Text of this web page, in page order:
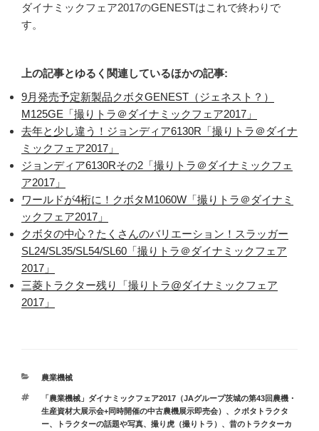
ダイナミックフェア2017のGENESTはこれで終わりで
す。
上の記事とゆるく関連しているほかの記事:
9月発売予定新製品クボタGENEST（ジェネスト？）
M125GE「撮りトラ＠ダイナミックフェア2017」
去年と少し違う！ジョンディア6130R「撮りトラ＠ダイナ
ミックフェア2017」
ジョンディア6130Rその2「撮りトラ＠ダイナミックフェ
ア2017」
ワールドが4桁に！クボタM1060W「撮りトラ＠ダイナミ
ックフェア2017」
クボタの中心？たくさんのバリエーション！スラッガー
SL24/SL35/SL54/SL60「撮りトラ＠ダイナミックフェア
2017」
三菱トラクター残り「撮りトラ@ダイナミックフェア
2017」
カ
リ
農業機械
タ
グ
「農業機械」ダイナミックフェア2017（JAグループ茨城の第43回農機・
生産資材大展示会+同時開催の中古農機展示即売会） 、
クボタトラクタ
ー、 トラクターの話題や写真、 撮り虎（撮りトラ） 、 昔のトラクターカ